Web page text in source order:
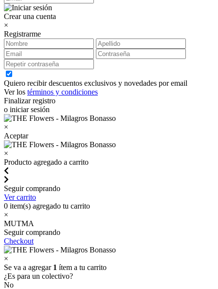
Crear una cuenta
×
Registrarme
Quiero recibir descuentos exclusivos y novedades por email
Ver los términos y condiciones
Finalizar registro
o iniciar sesión
×
Aceptar
×
Producto agregado a carrito
Seguir comprando
Ver carrito
0 item(s) agregado tu carrito
×
MUTMA
Seguir comprando
Checkout
×
Se va a agregar 1 ítem a tu carrito
¿Es para un colectivo?
No